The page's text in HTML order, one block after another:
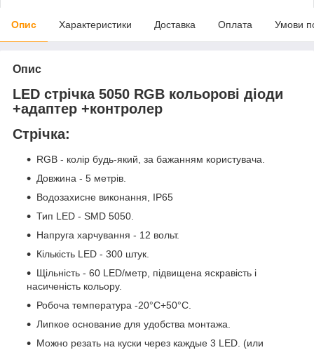
Опис Характеристики Доставка Оплата Умови
Опис
LED стрічка 5050 RGB кольорові діоди
+адаптер +контролер
Стрічка:
RGB - колір будь-який, за бажанням користувача.
Довжина - 5 метрів.
Водозахисне виконання, IP65
Тип LED - SMD 5050.
Напруга харчування - 12 вольт.
Кількість LED - 300 штук.
Щільність - 60 LED/метр, підвищена яскравість і
насиченість кольору.
Робоча температура -20°С+50°C.
Липкое основание для удобства монтажа.
Можно резать на куски через каждые 3 LED. (или